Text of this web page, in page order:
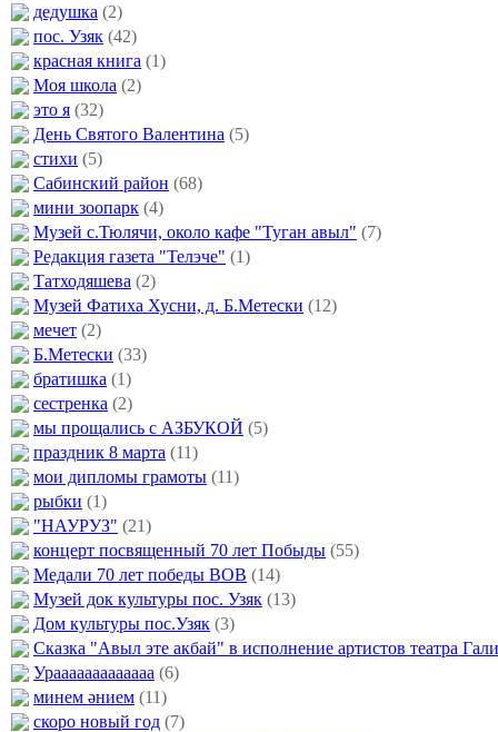
дедушка (2)
пос. Узяк (42)
красная книга (1)
Моя школа (2)
это я (32)
День Святого Валентина (5)
стихи (5)
Сабинский район (68)
мини зоопарк (4)
Музей с.Тюлячи, около кафе "Туган авыл" (7)
Редакция газета "Телэче" (1)
Татходяшева (2)
Музей Фатиха Хусни, д. Б.Метески (12)
мечет (2)
Б.Метески (33)
братишка (1)
сестренка (2)
мы прощались с АЗБУКОЙ (5)
праздник 8 марта (11)
мои дипломы грамоты (11)
рыбки (1)
"НАУРУЗ" (21)
концерт посвященный 70 лет Побыды (55)
Медали 70 лет победы ВОВ (14)
Музей док культуры пос. Узяк (13)
Дом культуры пос.Узяк (3)
Сказка "Авыл эте акбай" в исполнение артистов театра
Урааааааааааааа (6)
минем әнием (11)
скоро новый год (7)